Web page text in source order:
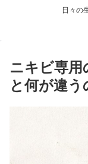
日々の
ニキビ専用
と何が違う